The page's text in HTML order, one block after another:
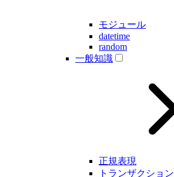
モジュール
datetime
random
一般知識
正規表現
トランザクション